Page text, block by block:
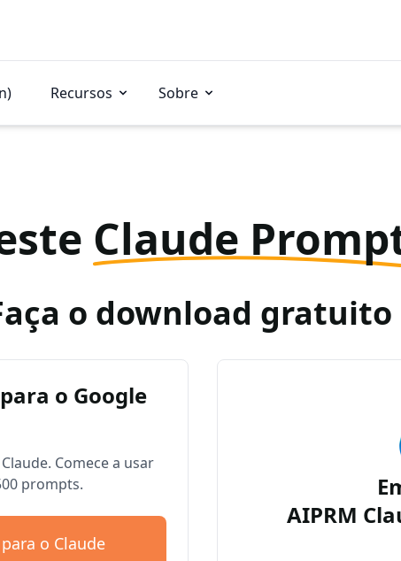
Recursos Sobre
Claude
o download gratuito
o Google
Comece a usar
prompts.
o Claude
AIPRM